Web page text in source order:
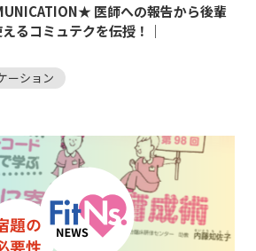
医師への報告から後輩
るコミュテクを伝授！｜
ーション